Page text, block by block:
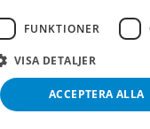
FUNKTIONER
VISA DETALJER
ACCEPTERA ALLA